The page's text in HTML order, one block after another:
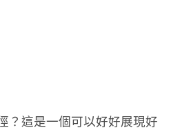
？這是一個可以好好展現好